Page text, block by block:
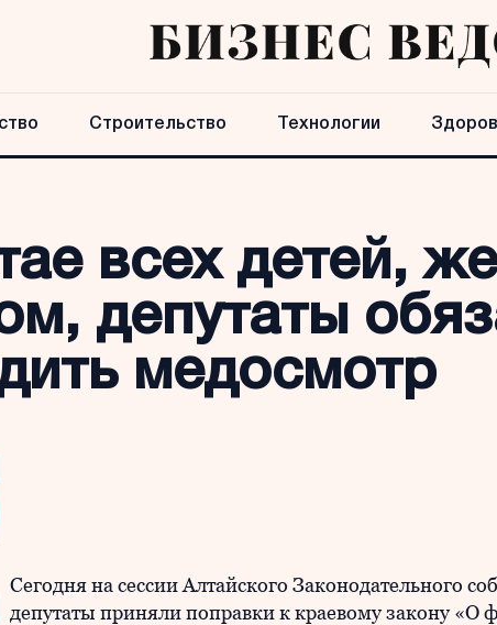
Строительство Технологии
всех детей,
депутаты
медосмотр
Сегодня на сессии Алтайского Законодательного
депутаты приняли поправки к краевому закону «О